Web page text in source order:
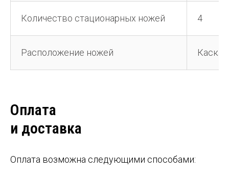
Количество стационарных ножей 4
Расположение ножей Каскад
Оплата
и доставка
Оплата возможна следующими способами: